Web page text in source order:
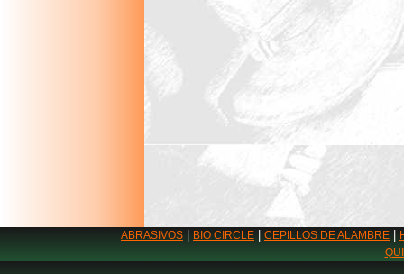
ABRASIVOS BIO CIRCLE CEPILLOS DE ALAMBRE